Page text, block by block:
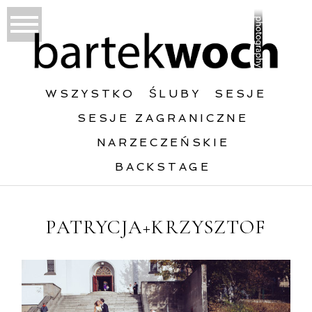
WSZYSTKO ŚLUBY
SESJE
SESJE ZAGRANICZNE
NARZECZEŃSKIE
BACKSTAGE
PATRYCJA+KRZYSZTOF